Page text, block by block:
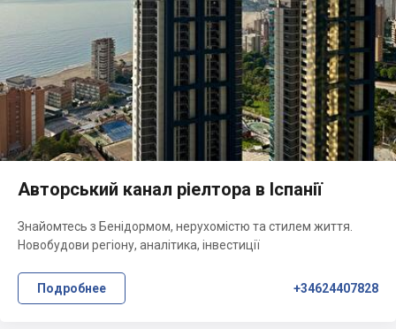
Авторський канал ріелтора в Іспанії
Знайомтесь з Бенідормом, нерухомістю та стилем життя.
Новобудови регіону, аналітика, інвестиції
Подробнее +34624407828